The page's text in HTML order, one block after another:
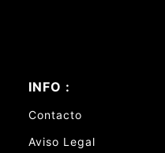
INFO :
Contacto
Aviso Legal